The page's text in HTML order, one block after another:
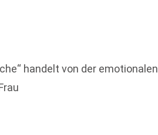
handelt von der emotionalen